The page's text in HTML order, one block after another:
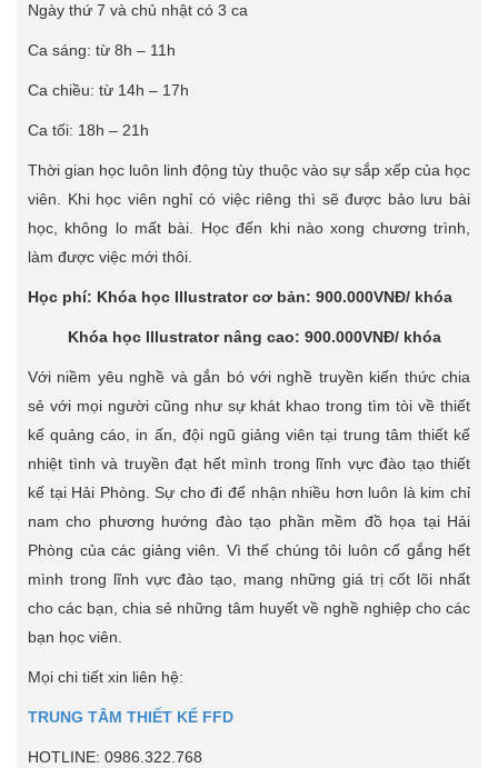
Ngày thứ 7 và chủ nhật có 3 ca
Ca sáng: từ 8h – 11h
Ca chiều: từ 14h – 17h
Ca tối: 18h – 21h
Thời gian học luôn linh động tùy thuộc vào sự sắp xếp của học
viên. Khi học viên nghỉ có việc riêng thì sẽ được bảo lưu bài
học, không lo mất bài. Học đến khi nào xong chương trình,
làm được việc mới thôi.
Học phí: Khóa học Illustrator cơ bản: 900.000VNĐ/ khóa
Khóa học Illustrator nâng cao: 900.000VNĐ/ khóa
Với niềm yêu nghề và gắn bó với nghề truyền kiến thức chia
sẻ với mọi người cũng như sự khát khao trong tìm tòi về thiết
kế quảng cáo, in ấn, đội ngũ giảng viên tại trung tâm thiết kế
nhiệt tình và truyền đạt hết mình trong lĩnh vực đào tạo thiết
kế tại Hải Phòng. Sự cho đi để nhận nhiều hơn luôn là kim chỉ
nam cho phương hướng đào tạo phần mềm đồ họa tại Hải
Phòng của các giảng viên. Vì thế chúng tôi luôn cố gắng hết
mình trong lĩnh vực đào tạo, mang những giá trị cốt lõi nhất
cho các bạn, chia sẻ những tâm huyết về nghề nghiệp cho các
bạn học viên.
Mọi chi tiết xin liên hệ:
TRUNG TÂM THIẾT KẾ FFD
HOTLINE: 0986.322.768